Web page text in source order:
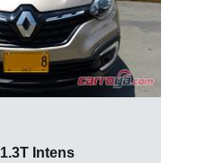
Intens